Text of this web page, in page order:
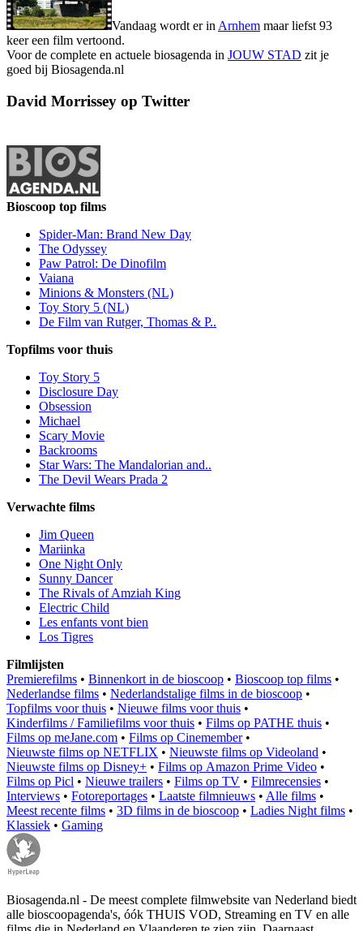
Vandaag wordt er in Arnhem maar liefst 93
keer een film vertoond.
Voor de complete en actuele biosagenda in JOUW STAD zit je
goed bij Biosagenda.nl
David Morrissey op Twitter
Bioscoop top films
Spider-Man: Brand New Day
The Odyssey
Paw Patrol: De Dinofilm
Vaiana
Minions & Monsters (NL)
Toy Story 5 (NL)
De Film van Rutger, Thomas & P..
Topfilms voor thuis
Toy Story 5
Disclosure Day
Obsession
Michael
Scary Movie
Backrooms
Star Wars: The Mandalorian and..
The Devil Wears Prada 2
Verwachte films
Jim Queen
Mariinka
One Night Only
Sunny Dancer
The Rivals of Amziah King
Electric Child
Les enfants vont bien
Los Tigres
Filmlijsten
Premierefilms • Binnenkort in de bioscoop • Bioscoop top films •
Nederlandse films • Nederlandstalige films in de bioscoop •
Topfilms voor thuis • Nieuwe films voor thuis •
Kinderfilms / Familiefilms voor thuis • Films op PATHE thuis •
Films op meJane.com • Films op Cinemember•
Nieuwste films op NETFLIX • Nieuwste films op Videoland •
Nieuwste films op Disney+ • Films op Amazon Prime Video •
Films op Picl • Nieuwe trailers • Films op TV • Filmrecensies •
Interviews • Fotoreportages • Laatste filmnieuws • Alle films •
Meest recente films • 3D films in de bioscoop • Ladies Night films •
Klassiek • Gaming
Biosagenda.nl - De meest complete filmwebsite van Nederland biedt
alle bioscoopagenda's, óók THUIS VOD, Streaming en TV en alle